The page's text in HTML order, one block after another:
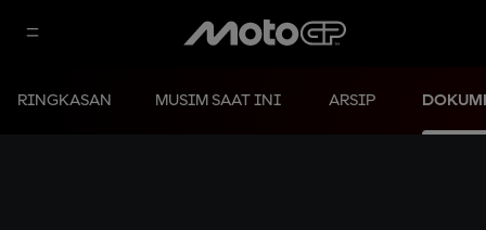
RINGKASAN MUSIM SAAT INI ARSIP